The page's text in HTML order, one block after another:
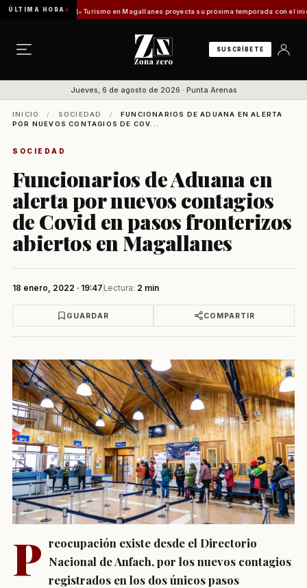
ÚLTIMA HORA
Vladilo] Turismo en Magallanes proyecta su próxima temporada con el inicio de
SUSCRÍBETE
Jueves, 6 de agosto de 2026 · Punta Arenas
INICIO / SOCIEDAD /
FUNCIONARIOS DE ADUANA EN ALERTA
POR NUEVOS CONTAGIOS DE COV...
SOCIEDAD
Funcionarios de Aduana en
alerta por nuevos contagios
de Covid en pasos fronterizos
abiertos en Magallanes
18 enero, 2022 · 19:47 Lectura: 2 min
GUARDAR COMPARTIR
P reocupación existe desde el Directorio
Nacional de Anfach, por los nuevos contagios
registrados en los dos únicos pasos